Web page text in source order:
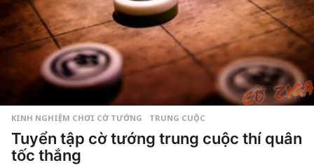
KINH NGHIỆM CHƠI CỜ TƯỚNG ,TRUNG CUỘC
Tuyển tập cờ tướng trung cuộc thí quân
tốc thắng